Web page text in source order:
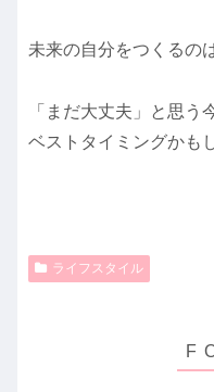
未来の自分をつくるの
「まだ大丈夫」と思う
ベストタイミングかも
ライフスタイル